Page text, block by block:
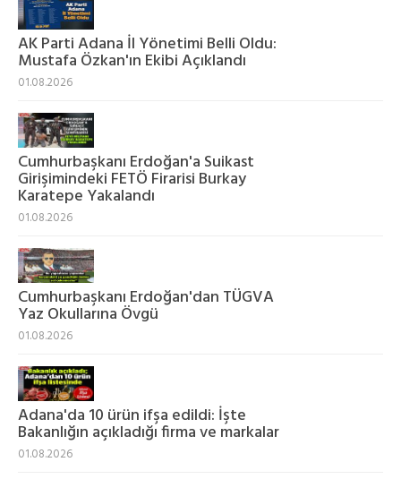
AK Parti Adana İl Yönetimi Belli Oldu:
Mustafa Özkan'ın Ekibi Açıklandı
01.08.2026
Cumhurbaşkanı Erdoğan'a Suikast
Girişimindeki FETÖ Firarisi Burkay
Karatepe Yakalandı
01.08.2026
Cumhurbaşkanı Erdoğan'dan TÜGVA
Yaz Okullarına Övgü
01.08.2026
Adana'da 10 ürün ifşa edildi: İşte
Bakanlığın açıkladığı firma ve markalar
01.08.2026